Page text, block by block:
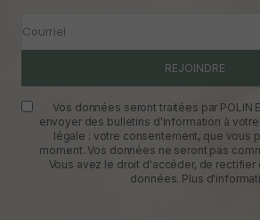
Courriel
REJOINDRE
Vos données seront traitées par POLIN
envoyer des bulletins d'information à
légale : votre consentement, que vous
moment. Vos données ne seront pas
Vous avez le droit d'accéder, de
données. Plus